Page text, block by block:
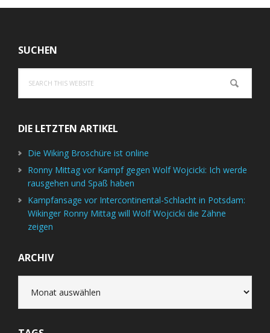
SUCHEN
this
website
DIE LETZTEN ARTIKEL
Die Wiking Broschüre ist online
Ronny Mittag vor Kampf gegen Wolf Wojcicki: Ich werde
rausgehen und Spaß haben
Kampfansage vor Intercontinental-Schlacht in Potsdam:
Wikinger Ronny Mittag will Wolf Wojcicki die Zähne
zeigen
ARCHIV